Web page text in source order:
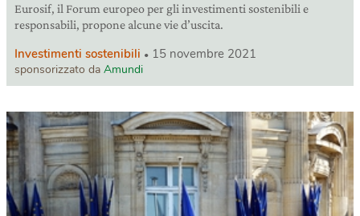
Eurosif, il Forum europeo per gli investimenti sostenibili e
responsabili, propone alcune vie d’uscita.
Investimenti sostenibili 15 novembre 2021
sponsorizzato da Amundi